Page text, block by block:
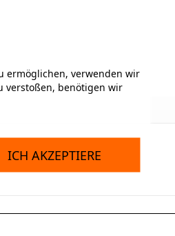
ermöglichen, verwenden wir
verstoßen, benötigen wir
ICH AKZEPTIERE